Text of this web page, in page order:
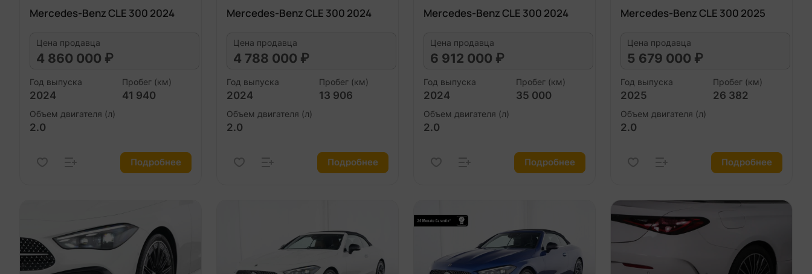
Mercedes-Benz CLE 300 2024
Цена продавца
4 860 000 ₽
Год выпуска
2024
Пробег (км)
41 940
Объем двигателя (л)
2.0
Подробнее
Mercedes-Benz CLE 300 2024
Цена продавца
4 788 000 ₽
Год выпуска
2024
Пробег (км)
13 906
Объем двигателя (л)
2.0
Подробнее
Mercedes-Benz CLE 300 2024
Цена продавца
6 912 000 ₽
Год выпуска
2024
Пробег (км)
35 000
Объем двигателя (л)
2.0
Подробнее
Mercedes-Benz CLE 300 2025
Цена продавца
5 679 000 ₽
Год выпуска
2025
Пробег (км)
26 382
Объем двигателя (л)
2.0
Подробнее